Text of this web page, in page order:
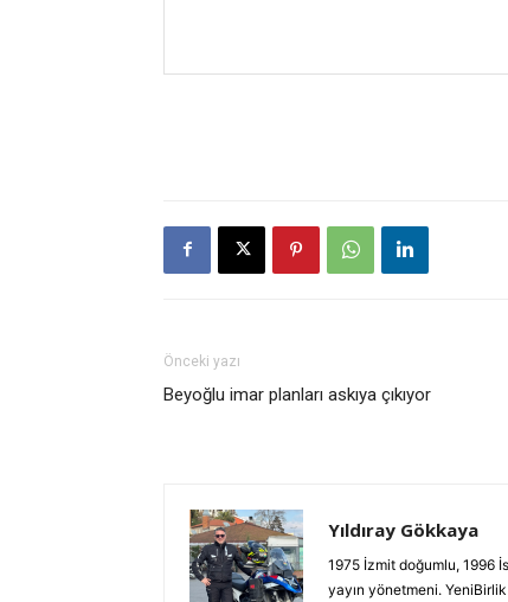
Önceki yazı
Beyoğlu imar planları askıya çıkıyor
Yıldıray Gökkaya
1975 İzmit doğumlu, 1996
yayın yönetmeni.